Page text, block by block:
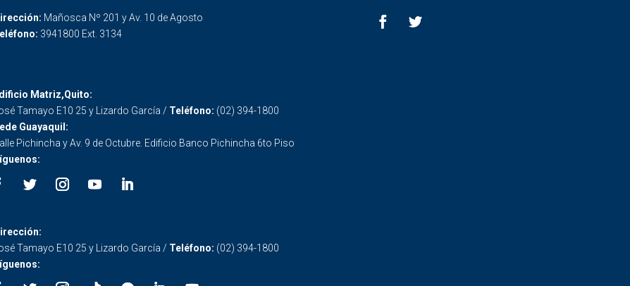
Mañosca Nº 201 y Av. 10 de Agosto
3941800 Ext. 3134
Matriz,Quito:
Tamayo E10 25 y Lizardo García / Teléfono: (02) 394-1800
Guayaquil:
Pichincha y Av. 9 de Octubre. Edificio Banco Pichincha 6to Piso
Tamayo E10 25 y Lizardo García / Teléfono: (02) 394-1800